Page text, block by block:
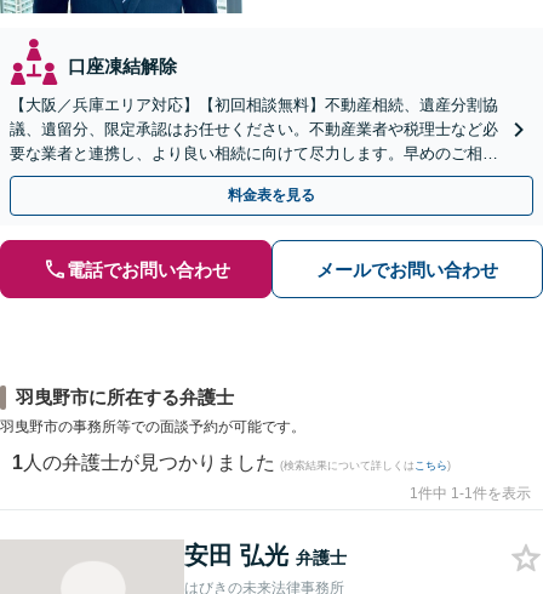
口座凍結解除
【大阪／兵庫エリア対応】【初回相談無料】不動産相続、遺産分割協
議、遺留分、限定承認はお任せください。不動産業者や税理士など必
要な業者と連携し、より良い相続に向けて尽力します。早めのご相談
が複雑化を防ぐカギとなります【休日相談可】
料金表を見る
電話でお問い合わせ メールでお問い合わせ
羽曳野市に所在する弁護士
羽曳野市の事務所等での面談予約が可能です。
1 人の弁護士が見つかりました (検索結果について詳しくは こちら)
1件中 1-1件を表示
安田 弘光 弁護士
はびきの未来法律事務所